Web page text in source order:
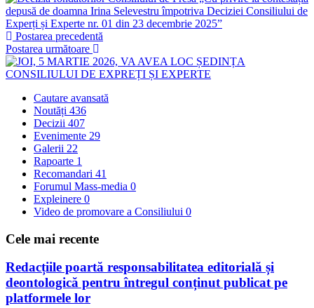
Postarea precedentă
Postarea următoare
Cautare avansată
Noutăți 436
Decizii 407
Evenimente 29
Galerii 22
Rapoarte 1
Recomandari 41
Forumul Mass-media 0
Expleinere 0
Video de promovare a Consiliului 0
Cele mai recente
Redacțiile poartă responsabilitatea editorială și
deontologică pentru întregul conținut publicat pe
platformele lor